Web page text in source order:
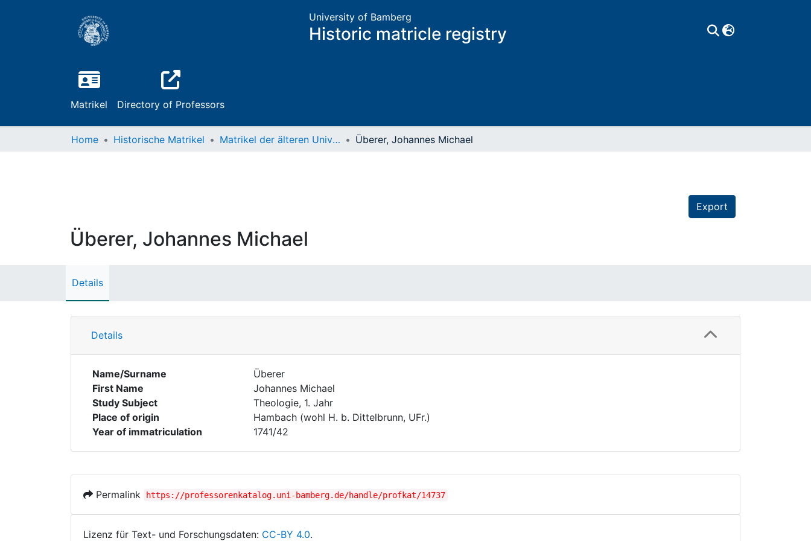
University of Bamberg
Historic matricle registry
Matrikel Directory of Professors
Home Historische Matrikel Matrikel der älteren Universität Überer, Johannes Michael
Export
Überer, Johannes Michael
Details
Details
Name/Surname
Überer
First Name
Johannes Michael
Study Subject
Theologie, 1. Jahr
Place of origin
Hambach (wohl H. b. Dittelbrunn, UFr.)
Year of immatriculation
1741/42
Permalink https://professorenkatalog.uni-bamberg.de/handle/profkat/14737
Lizenz für Text- und Forschungsdaten: CC-BY 4.0.